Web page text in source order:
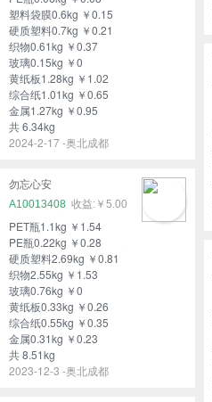
塑料袋膜0.6kg ￥0.15
硬质塑料0.7kg ￥0.21
织物0.61kg ￥0.37
玻璃0.15kg ￥0
黄纸板1.28kg ￥1.02
综合纸1.01kg ￥0.65
金属1.27kg ￥0.95
共 6.34kg
2024-2-17 -奥北成都
勿忘心安
A10013408
￥5.00
PET瓶1.1kg ￥1.54
PE瓶0.22kg ￥0.28
硬质塑料2.69kg ￥0.81
织物2.55kg ￥1.53
玻璃0.76kg ￥0
黄纸板0.33kg ￥0.26
综合纸0.55kg ￥0.35
金属0.31kg ￥0.23
共 8.51kg
2023-12-3 -奥北成都